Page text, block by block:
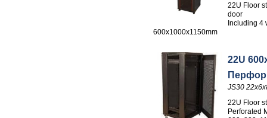
22U Floor
door
Including 4
600x1000x1150mm
22U
JS30
22U Floor
Perforated